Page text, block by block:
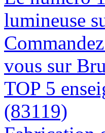
lumineuse
vous sur
TOP 5
(83119)